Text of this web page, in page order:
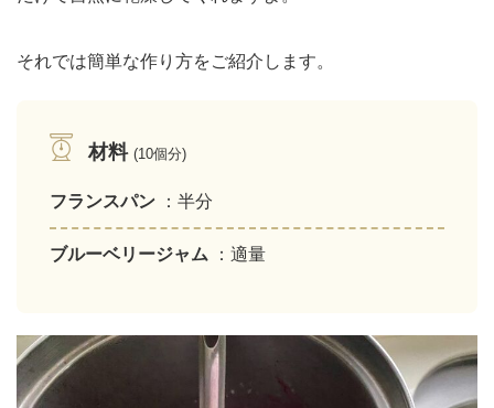
それでは簡単な作り方をご紹介します。
材料 (10個分)
フランスパン ：半分
ブルーベリージャム ：適量